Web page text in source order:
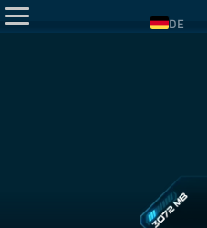
DE